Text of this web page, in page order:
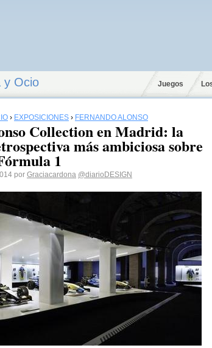
y Ocio Juegos
› EXPOSICIONES › FERNANDO ALONSO
Collection en Madrid: la
más ambiciosa sobre
1
por Graciacardona @diarioDESIGN